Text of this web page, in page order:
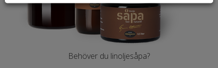
Behöver du linoljesåpa?